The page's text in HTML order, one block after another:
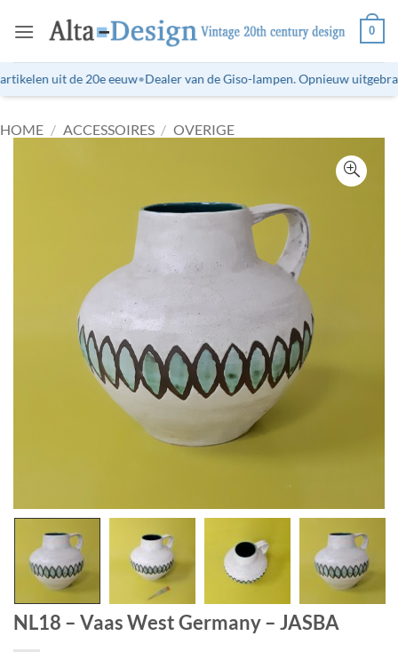
naar
0
uit de 20e eeuw•Dealer van de Giso-lampen. Opnieuw
HOME / ACCESSOIRES / OVERIGE
NL18 – Vaas West Germany – JASBA